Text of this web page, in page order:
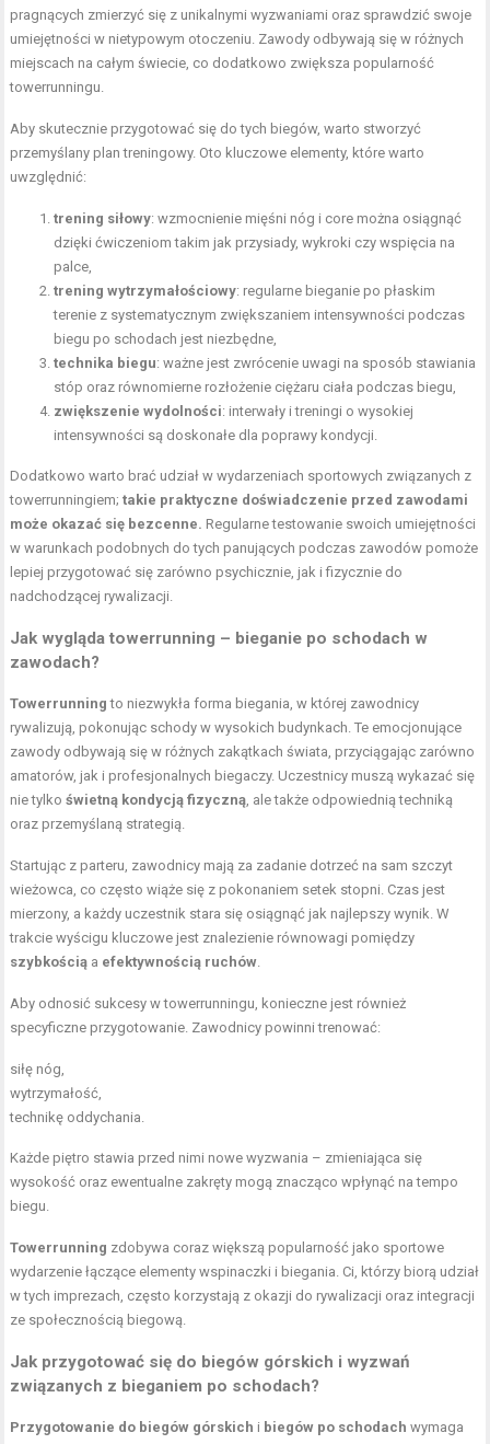
pragnących zmierzyć się z unikalnymi wyzwaniami oraz sprawdzić swoje
umiejętności w nietypowym otoczeniu. Zawody odbywają się w różnych
miejscach na całym świecie, co dodatkowo zwiększa popularność
towerrunningu.
Aby skutecznie przygotować się do tych biegów, warto stworzyć
przemyślany plan treningowy. Oto kluczowe elementy, które warto
uwzględnić:
trening siłowy: wzmocnienie mięśni nóg i core można osiągnąć
dzięki ćwiczeniom takim jak przysiady, wykroki czy wspięcia na
palce,
trening wytrzymałościowy: regularne bieganie po płaskim
terenie z systematycznym zwiększaniem intensywności podczas
biegu po schodach jest niezbędne,
technika biegu: ważne jest zwrócenie uwagi na sposób stawiania
stóp oraz równomierne rozłożenie ciężaru ciała podczas biegu,
zwiększenie wydolności: interwały i treningi o wysokiej
intensywności są doskonałe dla poprawy kondycji.
Dodatkowo warto brać udział w wydarzeniach sportowych związanych z
towerrunningiem;takie praktyczne doświadczenie przed zawodami
może okazać się bezcenne. Regularne testowanie swoich umiejętności
w warunkach podobnych do tych panujących podczas zawodów pomoże
lepiej przygotować się zarówno psychicznie, jak i fizycznie do
nadchodzącej rywalizacji.
Jak wygląda towerrunning – bieganie po schodach w
zawodach?
Towerrunning to niezwykła forma biegania, w której zawodnicy
rywalizują, pokonując schody w wysokich budynkach. Te emocjonujące
zawody odbywają się w różnych zakątkach świata, przyciągając zarówno
amatorów, jak i profesjonalnych biegaczy. Uczestnicy muszą wykazać się
nie tylkoświetną kondycją fizyczną, ale także odpowiednią techniką
oraz przemyślaną strategią.
Startując z parteru, zawodnicy mają za zadanie dotrzeć na sam szczyt
wieżowca, co często wiąże się z pokonaniem setek stopni. Czas jest
mierzony, a każdy uczestnik stara się osiągnąć jak najlepszy wynik. W
trakcie wyścigu kluczowe jest znalezienie równowagi pomiędzy
szybkością a efektywnością ruchów.
Aby odnosić sukcesy w towerrunningu, konieczne jest również
specyficzne przygotowanie. Zawodnicy powinni trenować:
siłę nóg,
wytrzymałość,
technikę oddychania.
Każde piętro stawia przed nimi nowe wyzwania – zmieniająca się
wysokość oraz ewentualne zakręty mogą znacząco wpłynąć na tempo
biegu.
Towerrunning zdobywa coraz większą popularność jako sportowe
wydarzenie łączące elementy wspinaczki i biegania. Ci, którzy biorą udział
w tych imprezach, często korzystają z okazji do rywalizacji oraz integracji
ze społecznością biegową.
Jak przygotować się do biegów górskich i wyzwań
związanych z bieganiem po schodach?
Przygotowanie do biegów górskich i biegów po schodach wymaga